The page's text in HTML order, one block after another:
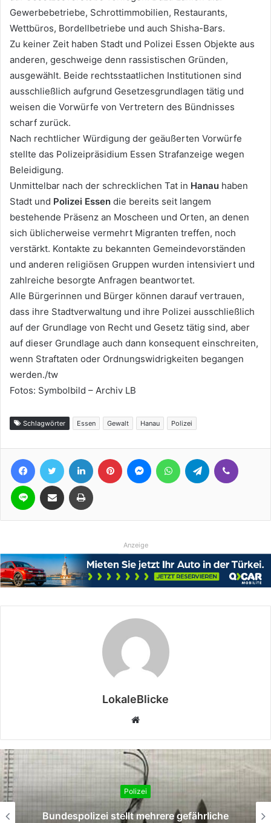
Gewerbebetriebe, Schrottimmobilien, Restaurants,
Wettbüros, Bordellbetriebe und auch Shisha-Bars.
Zu keiner Zeit haben Stadt und Polizei Essen Objekte aus
anderen, geschweige denn rassistischen Gründen,
ausgewählt. Beide rechtsstaatlichen Institutionen sind
ausschließlich aufgrund Gesetzesgrundlagen tätig und
weisen die Vorwürfe von Vertretern des Bündnisses
scharf zurück.
Nach rechtlicher Würdigung der geäußerten Vorwürfe
stellte das Polizeipräsidium Essen Strafanzeige wegen
Beleidigung.
Unmittelbar nach der schrecklichen Tat in Hanau haben
Stadt und Polizei Essen die bereits seit langem
bestehende Präsenz an Moscheen und Orten, an denen
sich üblicherweise vermehrt Migranten treffen, noch
verstärkt. Kontakte zu bekannten Gemeindevorständen
und anderen religiösen Gruppen wurden intensiviert und
zahlreiche besorgte Anfragen beantwortet.
Alle Bürgerinnen und Bürger können darauf vertrauen,
dass ihre Stadtverwaltung und ihre Polizei ausschließlich
auf der Grundlage von Recht und Gesetz tätig sind, aber
auf dieser Grundlage auch dann konsequent einschreiten,
wenn Straftaten oder Ordnungswidrigkeiten begangen
werden./tw
Fotos: Symbolbild – Archiv LB
Schlagwörter Essen Gewalt Hanau Polizei
FacebookTwitter LinkedIn Pinterest MessengerWhatsAppTelegram
Line Teile per E-Mail Drucken
Anzeige
LokaleBlicke
Webseite
Polizei
Bundespolizei stellt mehrere gefährliche